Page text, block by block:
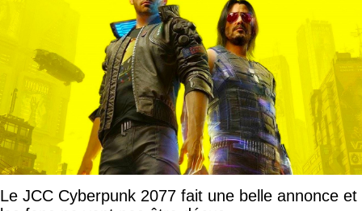
Le JCC Cyberpunk 2077 fait une belle annonce et